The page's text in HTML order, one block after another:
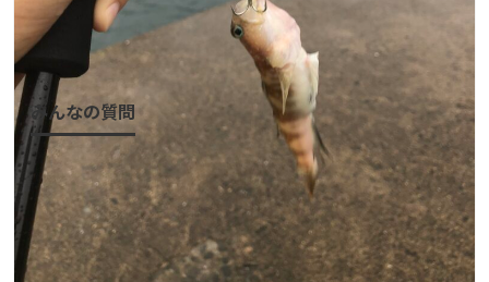
ログイン
会員登録
みんなの質問
質問一覧
質問をする
アクティビティ
カテゴリ
タグ